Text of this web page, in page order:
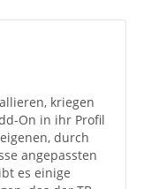
kriegen
On in ihr Profil
durch
angepassten
es einige